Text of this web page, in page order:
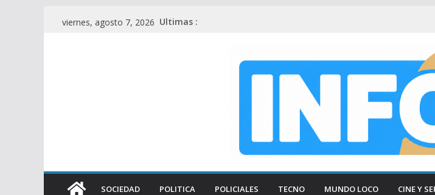
viernes, agosto 7, 2026 Ultimas :
SOCIEDAD POLITICA POLICIALES TECNO MUNDO LOCO CINE Y